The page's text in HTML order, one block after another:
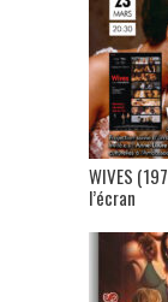
WIVES
l’écran